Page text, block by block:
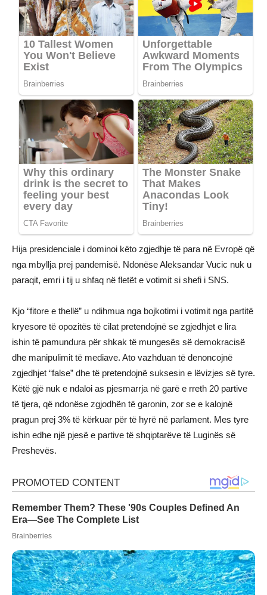
Hija presidenciale i dominoi këto zgjedhje të para në Evropë që
nga mbyllja prej pandemisë. Ndonëse Aleksandar Vucic nuk u
paraqit, emri i tij u shfaq në fletët e votimit si shefi i SNS.
Kjo “fitore e thellë” u ndihmua nga bojkotimi i votimit nga partitë
kryesore të opozitës të cilat pretendojnë se zgjedhjet e lira
ishin të pamundura për shkak të mungesës së demokracisë
dhe manipulimit të mediave. Ato vazhduan të denoncojnë
zgjedhjet “false” dhe të pretendojnë suksesin e lëvizjes së tyre.
Këtë gjë nuk e ndaloi as pjesmarrja në garë e rreth 20 partive
të tjera, që ndonëse zgjodhën të garonin, zor se e kalojnë
pragun prej 3% të kërkuar për të hyrë në parlament. Mes tyre
ishin edhe një pjesë e partive të shqiptarëve të Luginës së
Preshevës.